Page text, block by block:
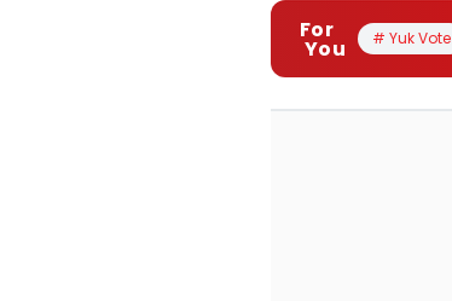
For
You # Yuk Vote